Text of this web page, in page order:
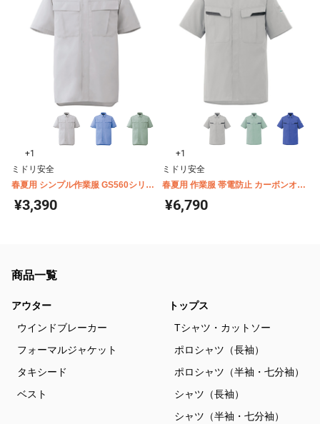
+1
ミドリ安全
春夏用 シンプル作業服 GS560シリー
ズ 半袖シャツ
¥3,390
+1
ミドリ安全
春夏用 作業服 帯電防止 カーボンオフ
セット VES50シリーズ 半袖シャツ
¥6,790
商品一覧
アウター
ウインドブレーカー
フォーマルジャケット
タキシード
ベスト
トップス
Tシャツ・カットソー
ポロシャツ（長袖）
ポロシャツ（半袖・七分袖）
シャツ（長袖）
シャツ（半袖・七分袖）